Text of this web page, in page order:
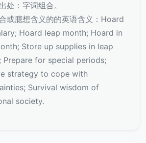
处：字词组合。
或臆想含义的的英语含义：Hoard
Hoard leap month; Hoard in
Store up supplies in leap
Prepare for special periods;
strategy to cope with
Survival wisdom of
society.